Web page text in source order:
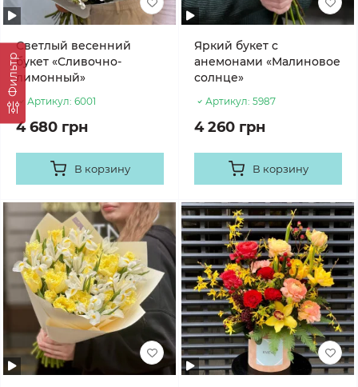
Фильтр
Светлый весенний
букет «Сливочно-
лимонный»
Артикул: 6001
4 680 грн
В корзину
Яркий букет с
анемонами «Малиновое
солнце»
Артикул: 5987
4 260 грн
В корзину